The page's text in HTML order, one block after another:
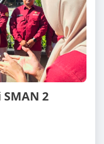
2